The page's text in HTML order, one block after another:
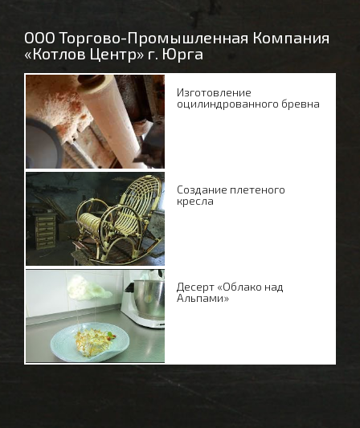
ООО Торгово-Промышленная Компания
«Котлов Центр» г. Юрга
Изготовление
оцилиндрованного бревна
Создание плетеного
кресла
Десерт «Облако над
Альпами»